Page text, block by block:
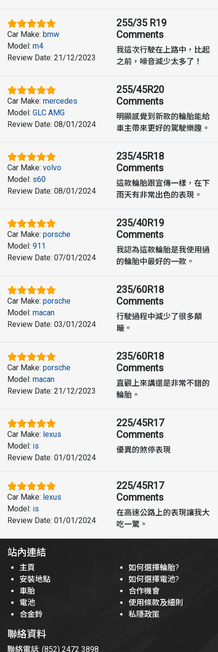
Car Make: bmw
Model: m4
Review Date: 21/12/2023
255/35 R19
Comments
我這次行駛在上路中，比起
之前，噪音減少太多了！
Car Make: mercedes
Model: GLC AMG
Review Date: 08/01/2024
255/45R20
Comments
明顯感覺到新款的輪胎能給
車主帶來更好的駕駛樂趣。
Car Make: volvo
Model: s60
Review Date: 08/01/2024
235/45R18
Comments
這款輪胎跟宣傳一樣，在下
雨天有非常出色的表現。
Car Make: porsche
Model: 911
Review Date: 07/01/2024
235/40R19
Comments
我認為這款輪胎是我使用過
的輪胎中最好的一款。
Car Make: porsche
Model: macan
Review Date: 03/01/2024
235/60R18
Comments
行駛過程中減少了很多顛
簸。
Car Make: porsche
Model: macan
Review Date: 21/12/2023
235/60R18
Comments
直觀上來講還是非常不錯的
輪胎。
Car Make: lexus
Model: is
Review Date: 01/01/2024
225/45R17
Comments
優異的煞停表現
Car Make: lexus
Model: is
Review Date: 01/01/2024
225/45R17
Comments
在高速公路上的表現讓我大
吃一驚。
站內連結
主頁
安裝地點
車胎
電池
合金鈴
如何選擇輪胎?
如何選擇電池?
合作機會
使用條款及細則
私隱政策
聯絡資料
聯絡電話: (852) 2472 3898